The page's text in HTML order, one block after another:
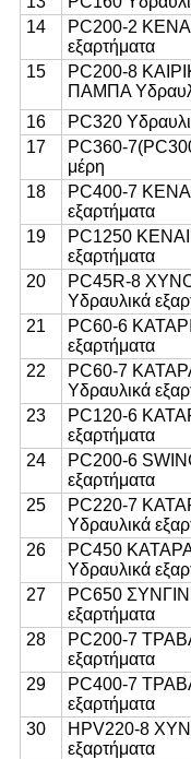
14
PC200-2
εξαρτήματα
15
PC200-8
ΠΑΜΠΑ
16
PC320
17
PC360-
μέρη
18
PC400-7
εξαρτήματα
19
PC1250
εξαρτήματα
20
PC45R-8
Υδραυλικά
21
PC60-6
εξαρτήματα
22
PC60-7
Υδραυλικά
23
PC120-6
εξαρτήματα
24
PC200-6
εξαρτήματα
25
PC220-7
Υδραυλικά
26
PC450
Υδραυλικά
27
PC650
εξαρτήματα
28
PC200-7
εξαρτήματα
29
PC400-7
εξαρτήματα
30
HPV220-8
εξαρτήματα